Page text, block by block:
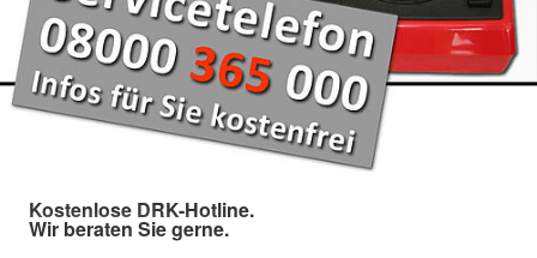
Kostenlose DRK-Hotline.
Wir beraten Sie gerne.